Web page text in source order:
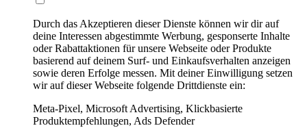
Durch das Akzeptieren dieser Dienste können wir dir auf
deine Interessen abgestimmte Werbung, gesponserte Inhalte
oder Rabattaktionen für unsere Webseite oder Produkte
basierend auf deinem Surf- und Einkaufsverhalten anzeigen
sowie deren Erfolge messen. Mit deiner Einwilligung setzen
wir auf dieser Webseite folgende Drittdienste ein:
Meta-Pixel, Microsoft Advertising, Klickbasierte
Produktempfehlungen, Ads Defender